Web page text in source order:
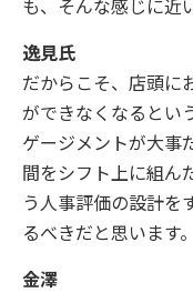
も、そんな感じに近
逸見氏
だからこそ、店頭に
ができなくなるとい
ゲージメントが大事
間をシフト上に組ん
う人事評価の設計を
るべきだと思います。
金澤